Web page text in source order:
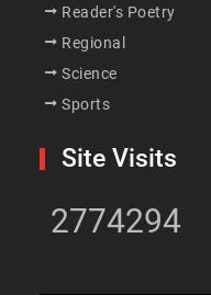
Reader's Poetry
Regional
Science
Sports
Site Visits
2774294